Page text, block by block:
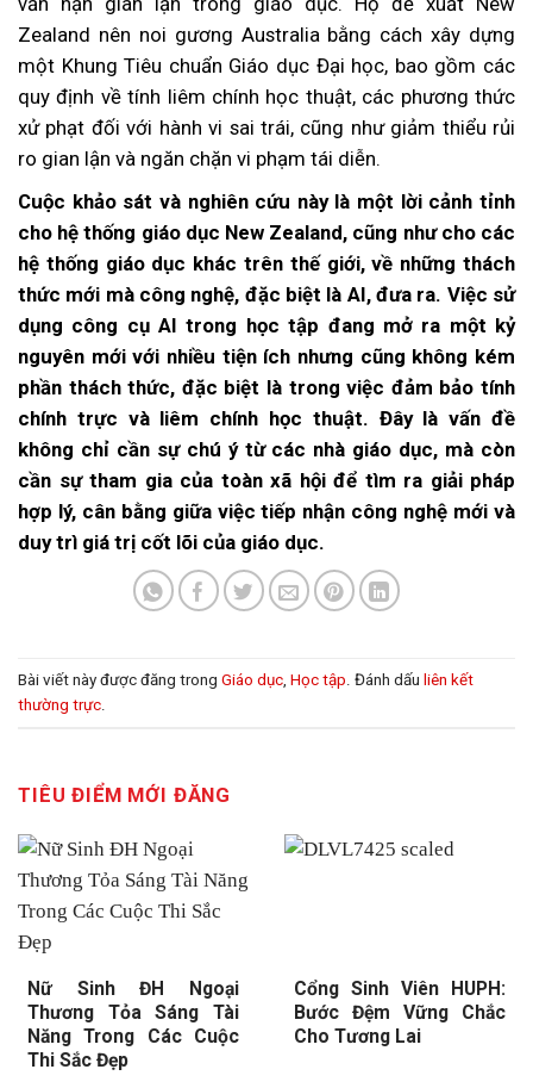
Zealand nên noi gương Australia bằng cách xây dựng
một Khung Tiêu chuẩn Giáo dục Đại học, bao gồm các
quy định về tính liêm chính học thuật, các phương thức
xử phạt đối với hành vi sai trái, cũng như giảm thiểu rủi
ro gian lận và ngăn chặn vi phạm tái diễn.
Cuộc khảo sát và nghiên cứu này là một lời cảnh tỉnh
cho hệ thống giáo dục New Zealand, cũng như cho các
hệ thống giáo dục khác trên thế giới, về những thách
thức mới mà công nghệ, đặc biệt là AI, đưa ra. Việc sử
dụng công cụ AI trong học tập đang mở ra một kỷ
nguyên mới với nhiều tiện ích nhưng cũng không kém
phần thách thức, đặc biệt là trong việc đảm bảo tính
chính trực và liêm chính học thuật. Đây là vấn đề
không chỉ cần sự chú ý từ các nhà giáo dục, mà còn
cần sự tham gia của toàn xã hội để tìm ra giải pháp
hợp lý, cân bằng giữa việc tiếp nhận công nghệ mới và
duy trì giá trị cốt lõi của giáo dục.
Bài viết này được đăng trong Giáo dục Học tập . Đánh dấu liên kết
thường trực
TIÊU ĐIỂM MỚI ĐĂNG
Nữ Sinh ĐH Ngoại
Thương Tỏa Sáng Tài
Năng Trong Các Cuộc
Thi Sắc Đẹp
Cổng Sinh Viên HUPH:
Bước Đệm Vững Chắc
Cho Tương Lai